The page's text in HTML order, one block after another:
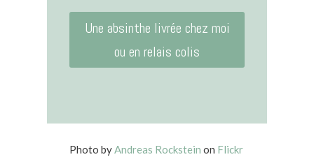
Une absinthe livrée chez moi
ou en relais colis
Photo byAndreas Rockstein on Flickr